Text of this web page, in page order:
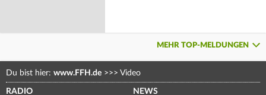
MEHR TOP-MELDUNGEN
Du bist hier: www.FFH.de >>> Video
RADIO NEWS